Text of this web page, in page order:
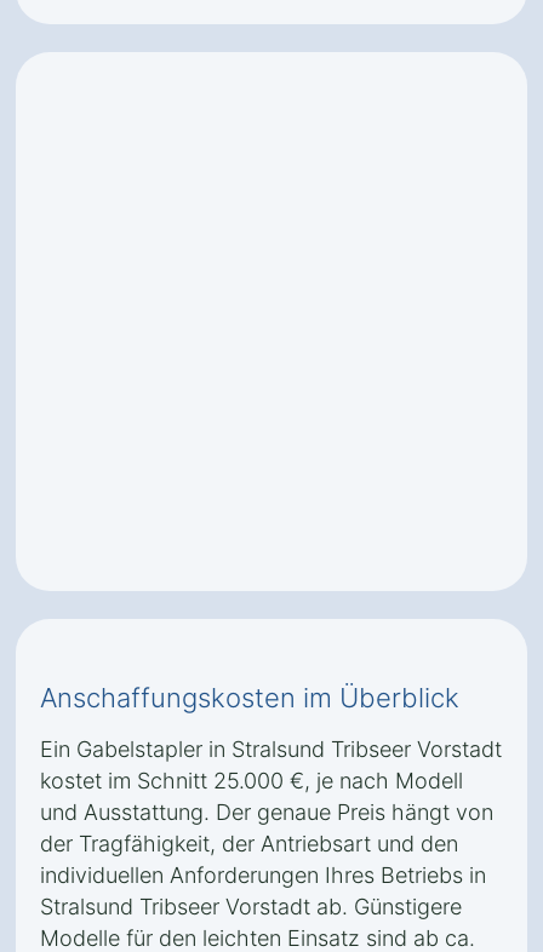
Anschaffungskosten im Überblick
Ein Gabelstapler in Stralsund Tribseer Vorstadt
kostet im Schnitt 25.000 €, je nach Modell
und Ausstattung. Der genaue Preis hängt von
der Tragfähigkeit, der Antriebsart und den
individuellen Anforderungen Ihres Betriebs in
Stralsund Tribseer Vorstadt ab. Günstigere
Modelle für den leichten Einsatz sind ab ca.